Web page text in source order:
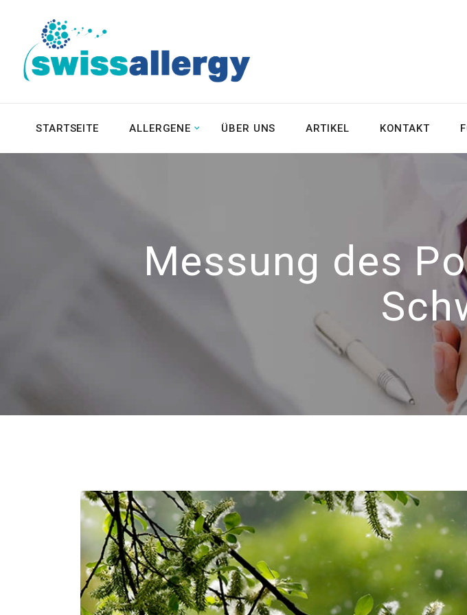
STARTSEITE ALLERGENE ÜBER UNS ARTIKEL KONTAKT
Messung des